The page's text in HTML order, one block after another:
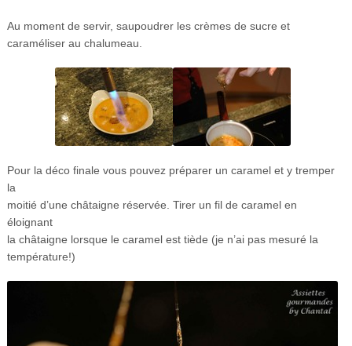
Au moment de servir, saupoudrer les crèmes de sucre et
caraméliser au chalumeau.
Pour la déco finale vous pouvez préparer un caramel et y tremper
la
moitié d’une châtaigne réservée. Tirer un fil de caramel en
éloignant
la châtaigne lorsque le caramel est tiède (je n’ai pas mesuré la
température!)